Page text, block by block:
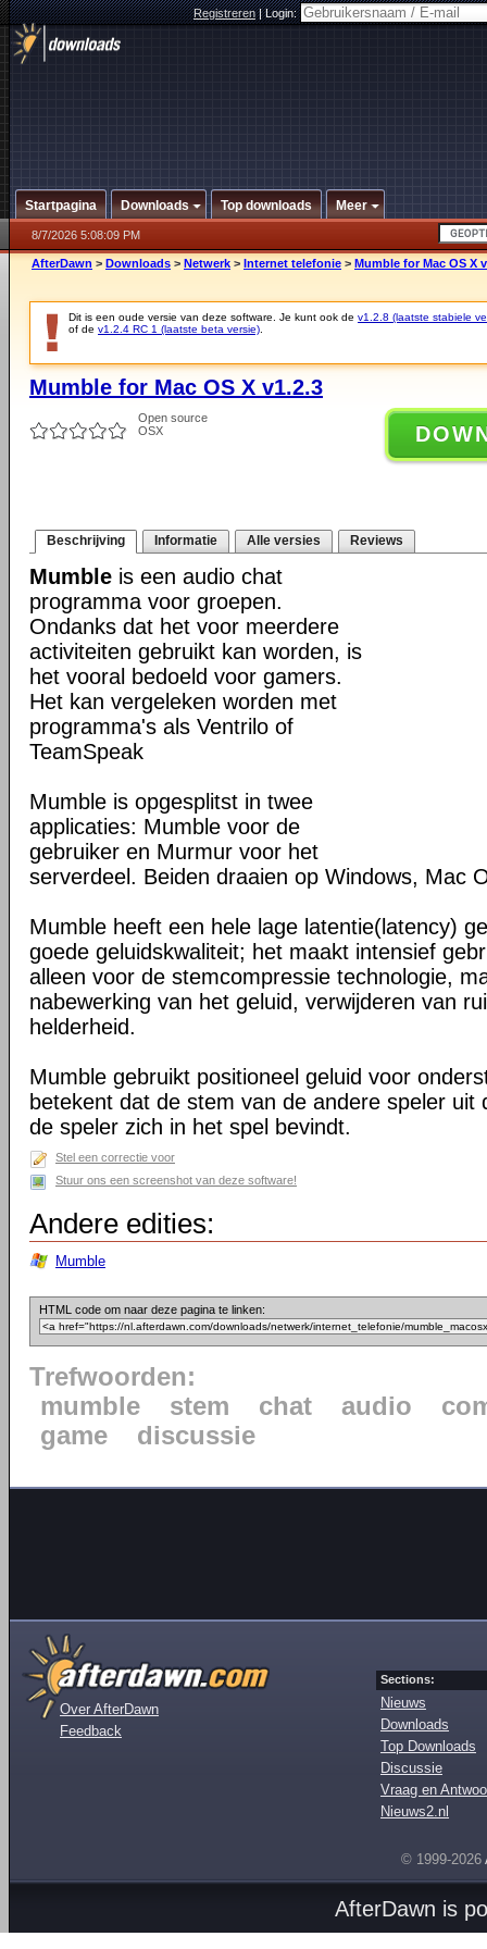
Registreren|Login:
Startpagina Downloads Top downloads Meer
8/7/2026 5:08:09 PM
AfterDawn > Downloads > Netwerk > Internet telefonie > Mumble for Mac OS X
Dit is een oude versie van deze software. Je kunt ook de v1.2.8 (laatste stabiele
of de v1.2.4 RC 1 (laatste beta versie)
Mumble for Mac OS X v1.2.3
Open source
OSX
Beschrijving Informatie Alle versies Reviews
Mumble is een audio chat
programma voor groepen.
Ondanks dat het voor meerdere
activiteiten gebruikt kan worden, is
het vooral bedoeld voor gamers.
Het kan vergeleken worden met
programma's als Ventrilo of
TeamSpeak
Mumble is opgesplitst in twee
applicaties: Mumble voor de
gebruiker en Murmur voor het
serverdeel. Beiden draaien op Windows, Mac
Mumble heeft een hele lage latentie(latency)
goede geluidskwaliteit; het maakt intensief
alleen voor de stemcompressie technologie,
nabewerking van het geluid, verwijderen van
helderheid.
Mumble gebruikt positioneel geluid voor
betekent dat de stem van de andere speler uit
de speler zich in het spel bevindt.
Stel een correctie voor
Stuur ons een screenshot van deze software!
Andere edities:
Mumble
HTML code om naar deze pagina te linken:
Trefwoorden:
mumble
stem chat audio
game
discussie
Over AfterDawn
Feedback
Sections:
Nieuws
Downloads
Top Downloads
Discussie
Vraag en
Nieuws2.nl
© 1999-2026
AfterDawn is